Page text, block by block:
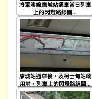
將軍澳線康城站通車當日列車
上的閃燈路線圖...
康城站通車後，及柯士甸站啟
用前，列車上的閃燈路線圖...